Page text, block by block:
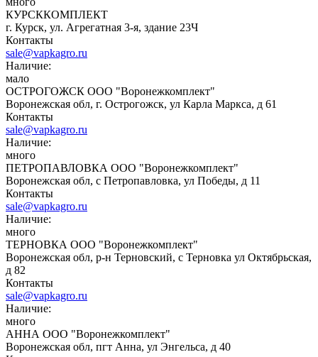
КУРСККОМПЛЕКТ
г. Курск, ул. Агрегатная 3-я, здание 23Ч
Контакты
sale@vapkagro.ru
Наличие:
мало
ОСТРОГОЖСК ООО "Воронежкомплект"
Воронежская обл, г. Острогожск, ул Карла Маркса, д 61
Контакты
sale@vapkagro.ru
Наличие:
много
ПЕТРОПАВЛОВКА ООО "Воронежкомплект"
Воронежская обл, с Петропавловка, ул Победы, д 11
Контакты
sale@vapkagro.ru
Наличие:
много
ТЕРНОВКА ООО "Воронежкомплект"
Воронежская обл, р-н Терновский, с Терновка ул Октябрьская,
д 82
Контакты
sale@vapkagro.ru
Наличие:
много
АННА ООО "Воронежкомплект"
Воронежская обл, пгт Анна, ул Энгельса, д 40